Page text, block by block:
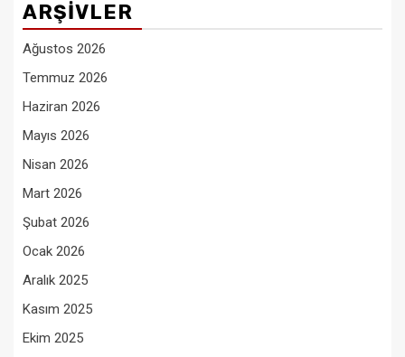
ARŞIVLER
Ağustos 2026
Temmuz 2026
Haziran 2026
Mayıs 2026
Nisan 2026
Mart 2026
Şubat 2026
Ocak 2026
Aralık 2025
Kasım 2025
Ekim 2025